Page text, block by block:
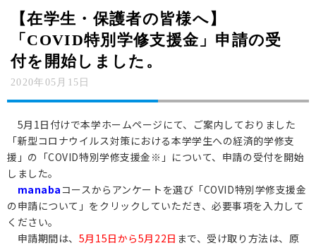
教員紹介
キャンパスライフ
資格就職キャリア
高大連携・地域連携
入試情報
在学生の方へ
保護者の方へ
【在学生・保護者の皆様へ】
「COVID特別学修支援金」申請の受
付を開始しました。
2020年05月15日
5月1日付けで本学ホームページにて、ご案内しておりました
「新型コロナウイルス対策における本学学生への経済的学修支
援」の「COVID特別学修支援金※」について、申請の受付を開始
しました。
manabaコースからアンケートを選び「COVID特別学修支援金
の申請について」をクリックしていただき、必要事項を入力して
ください。
申請期間は、 5月15日から5月22日 まで、受け取り方法は、原